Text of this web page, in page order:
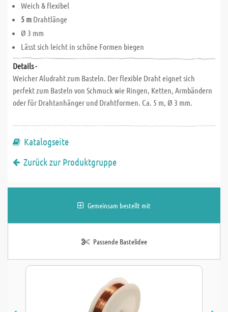
Weich & flexibel
5 m Drahtlänge
Ø 3 mm
Lässt sich leicht in schöne Formen biegen
Details -
Weicher Aludraht zum Basteln. Der flexible Draht eignet sich
perfekt zum Basteln von Schmuck wie Ringen, Ketten, Armbändern
oder für Drahtanhänger und Drahtformen. Ca. 5 m, Ø 3 mm.
Katalogseite
Zurück zur Produktgruppe
Gemeinsam bestellt mit
Passende Bastelidee